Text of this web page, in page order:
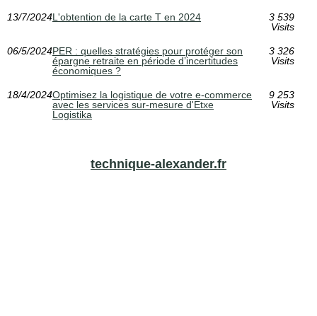
13/7/2024L'obtention de la carte T en 2024
3 539
Visits
06/5/2024PER : quelles stratégies pour protéger son
épargne retraite en période d’incertitudes
économiques ?
3 326
Visits
18/4/2024Optimisez la logistique de votre e-commerce
avec les services sur-mesure d'Etxe
Logistika
9 253
Visits
technique-alexander.fr